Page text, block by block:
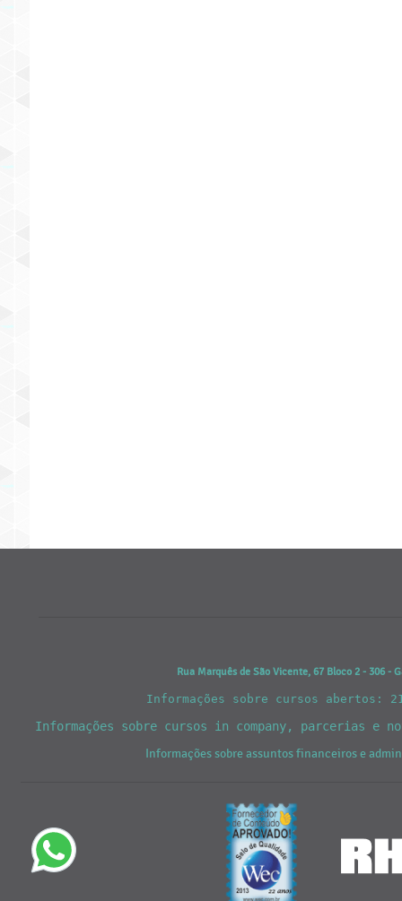
Rua Marquês de São Vicente, 67 Bloco 2 - 306 -
Informações sobre cursos abertos:
Informações sobre cursos in company, parcerias e
Informações sobre assuntos financeiros e